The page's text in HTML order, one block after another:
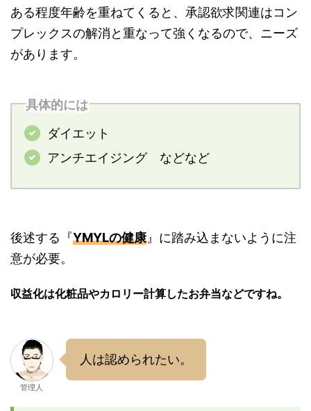
ある程度年齢を重ねてくると、承認欲求関連はコン
プレックスの解消と重なって強くなるので、ニーズ
があります。
具体的には
ダイエット
アンチエイジング などなど
後述する『YMYLの健康 』に踏み込まないように注
意が必要。
収益化は化粧品やカロリー計算したお弁当などですね。
管理人
人は認められたい。